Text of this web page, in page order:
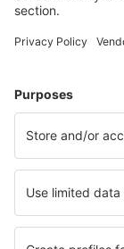
Die besten
Unterkunft in
Unterkunft in
Unterkunft in
Unterkunft in